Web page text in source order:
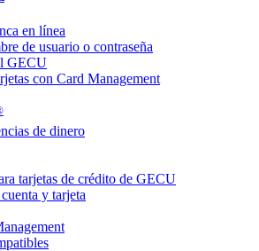
en línea
de usuario o contraseña
GECU
con Card Management
de dinero
tarjetas de crédito de GECU
y tarjeta